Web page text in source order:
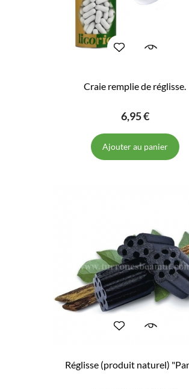
Craie remplie de réglisse.
6,95 €
Ajouter au panier
Réglisse (produit naturel)